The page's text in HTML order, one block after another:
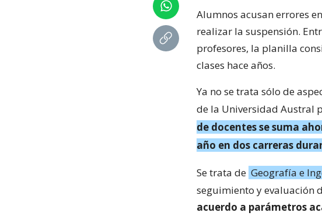
Alumnos acusan errores
realizar la suspensión.
profesores, la planilla
clases hace años.
Ya no se trata sólo de
de la Universidad Austral
de docentes se suma
año en dos carreras
Se trata de Geografía e
seguimiento y evaluación
acuerdo a parámetros